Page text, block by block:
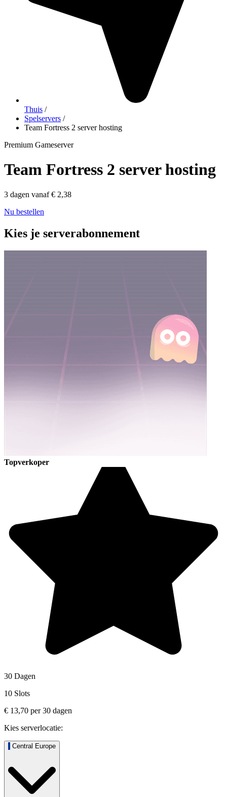
Thuis /
Spelservers /
Team Fortress 2 server hosting
Premium Gameserver
Team Fortress 2 server hosting
3 dagen vanaf € 2,38
Nu bestellen
Kies je serverabonnement
Topverkoper
30 Dagen
10 Slots
€ 13,70 per30 dagen
Kies serverlocatie:
Central Europe